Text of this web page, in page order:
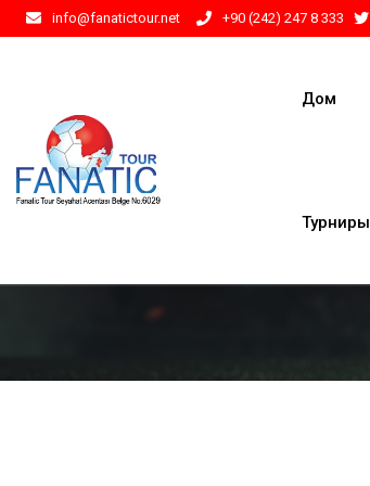
info@fanatictour.net +90 (242) 247 8 333
Дом
Турниры